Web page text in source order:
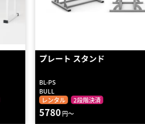
ウレタンフラクショナルプレー
FRU-1KG-PR
STRENGTH ASIA
レンタル
送料無料
410円～